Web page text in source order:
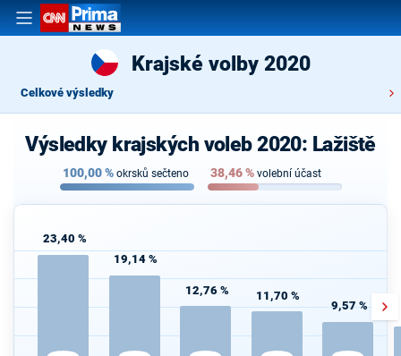
Krajské volby 2020
Celkové výsledky
Výsledky krajských voleb 2020: Lažiště
100,00% okrsků sečteno 38,46% volební účast
23,40 %
19,14 %
12,76 % 11,70 %
9,57 %